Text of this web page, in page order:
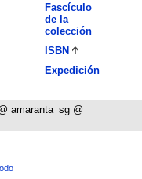
Fascículo
de la
colección
ISBN
Expedición
amaranta_sg @